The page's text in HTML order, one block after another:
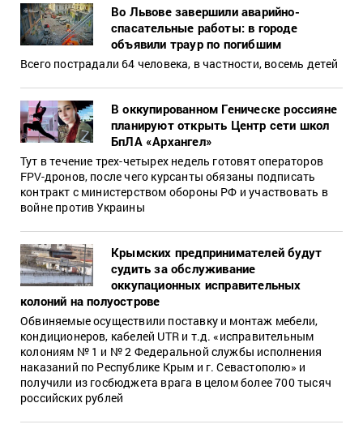
Во Львове завершили аварийно-
спасательные работы: в городе
объявили траур по погибшим
Всего пострадали 64 человека, в частности, восемь детей
В оккупированном Геническе россияне
планируют открыть Центр сети школ
БпЛА «Архангел»
Тут в течение трех-четырех недель готовят операторов
FPV-дронов, после чего курсанты обязаны подписать
контракт с министерством обороны РФ и участвовать в
войне против Украины
Крымских предпринимателей будут
судить за обслуживание
оккупационных исправительных
колоний на полуострове
Обвиняемые осуществили поставку и монтаж мебели,
кондиционеров, кабелей UTR и т.д. «исправительным
колониям № 1 и № 2 Федеральной службы исполнения
наказаний по Республике Крым и г. Севастополю» и
получили из госбюджета врага в целом более 700 тысяч
российских рублей